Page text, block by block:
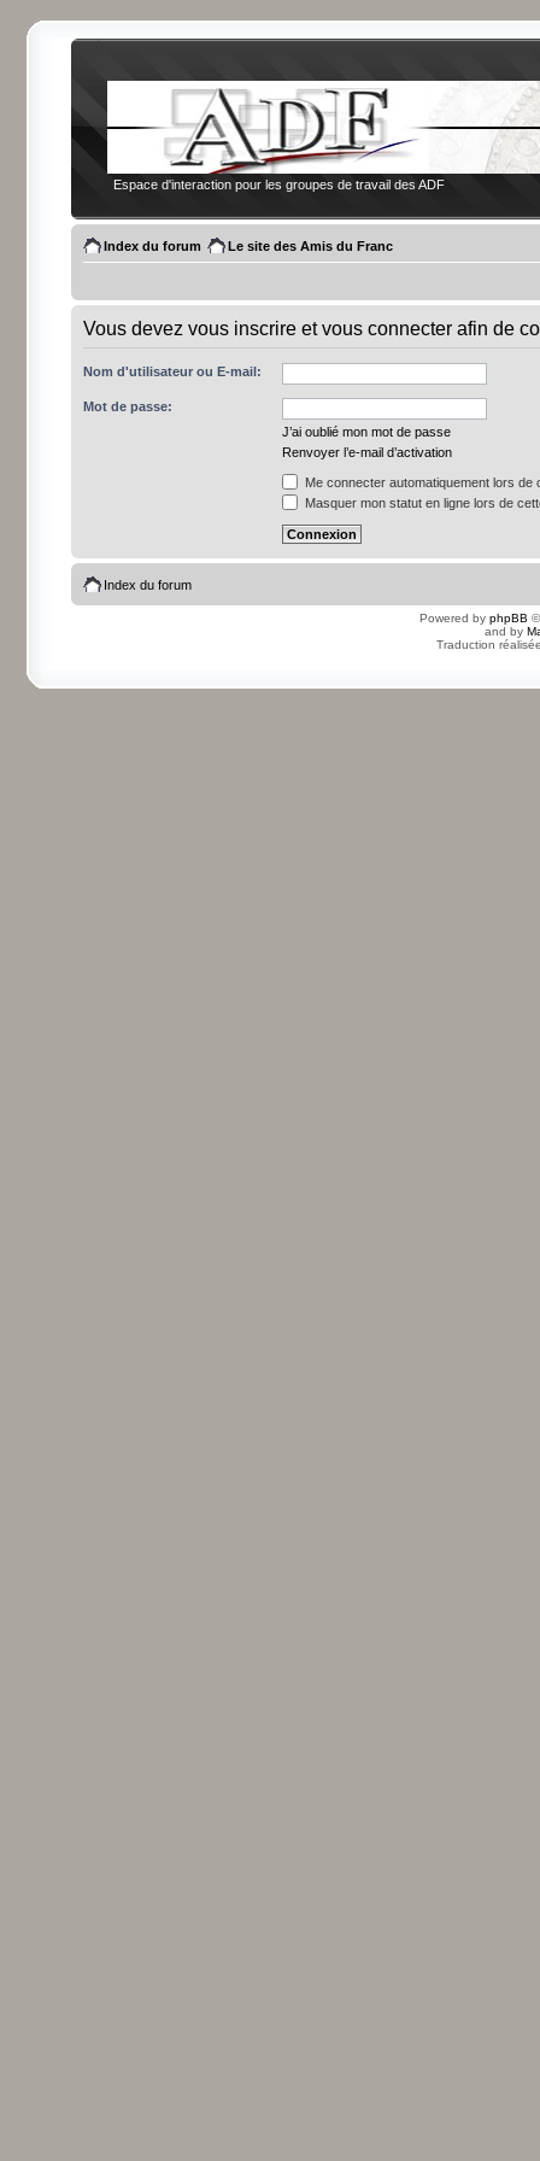
Espace d'interaction pour les groupes de travail des ADF
Index du forum Le site des Amis du Franc
Vous devez vous inscrire et vous connecter afin de
Nom d'utilisateur ou E-mail:
Mot de passe:
J’ai oublié mon mot de passe
Renvoyer l’e-mail d’activation
Me connecter automatiquement lors de
Masquer mon statut en ligne lors de
Index du forum
Powered by phpBB
and by
Traduction